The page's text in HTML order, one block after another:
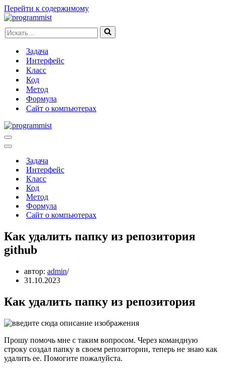
Перейти к содержимому
Искать...
Задача
Интерфейс
Класс
Код
Метод
Формула
Сайт о компьютерах
Меню
навигации
Меню
навигацииЗадача
Интерфейс
Класс
Код
Метод
Формула
Сайт о компьютерах
Как удалить папку из репозитория
github
автор: admin
31.10.2023
Как удалить папку из репозитория
Прошу помочь мне с таким вопросом. Через командную
строку создал папку в своем репозитории, теперь не знаю как
удалить ее. Помогите пожалуйста.